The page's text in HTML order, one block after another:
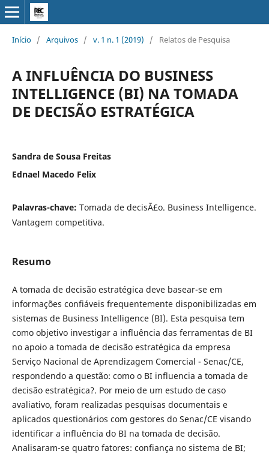
Início / Arquivos / v. 1 n. 1 (2019) / Relatos de Pesquisa
A INFLUÊNCIA DO BUSINESS
INTELLIGENCE (BI) NA TOMADA
DE DECISÃO ESTRATÉGICA
Sandra de Sousa Freitas
Ednael Macedo Felix
Palavras-chave: Tomada de decisÃ£o. Business Intelligence.
Vantagem competitiva.
Resumo
A tomada de decisão estratégica deve basear-se em
informações confiáveis frequentemente disponibilizadas em
sistemas de Business Intelligence (BI). Esta pesquisa tem
como objetivo investigar a influência das ferramentas de BI
no apoio a tomada de decisão estratégica da empresa
Serviço Nacional de Aprendizagem Comercial - Senac/CE,
respondendo a questão: como o BI influencia a tomada de
decisão estratégica?. Por meio de um estudo de caso
avaliativo, foram realizadas pesquisas documentais e
aplicados questionários com gestores do Senac/CE visando
identificar a influência do BI na tomada de decisão.
Analisaram-se quatro fatores: confiança no sistema de BI;